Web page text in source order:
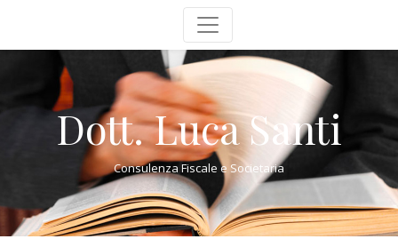
Dott. Luca Santi
Consulenza Fiscale e Societaria